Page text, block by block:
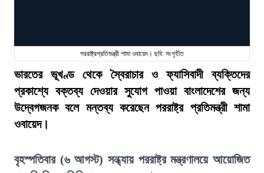
পররাষ্ট্রপ্রতিমন্ত্রী শামা ওবায়েদ। ছবি: সংগৃহীত
ভারতের ভূখণ্ড থেকে স্বৈরাচার ও ফ্যাসিবাদী ব্যক্তিদের
প্রকাশ্যে বক্তব্য দেওয়ার সুযোগ পাওয়া বাংলাদেশের জন্য
উদ্বেগজনক বলে মন্তব্য করেছেন পররাষ্ট্র প্রতিমন্ত্রী শামা
ওবায়েদ।
বৃহস্পতিবার (৬ আগস্ট) সন্ধ্যায় পররাষ্ট্র মন্ত্রণালয়ে আয়োজিত